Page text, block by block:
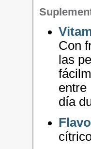
Con
las
entre
día